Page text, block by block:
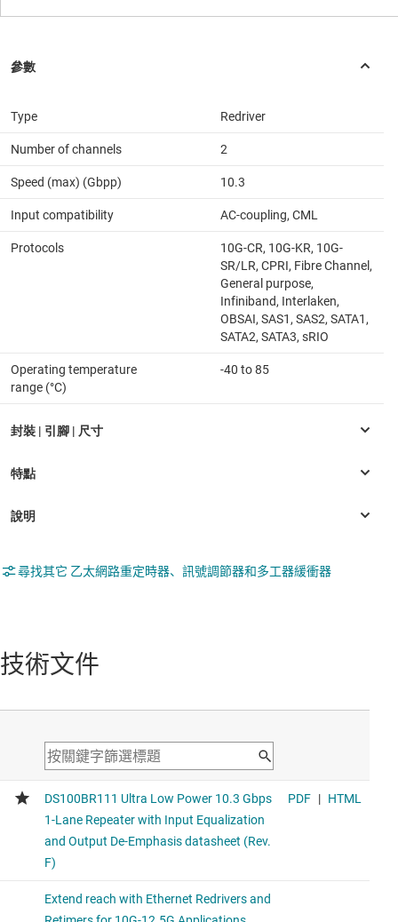
Type Redriver
Number of channels 2
Speed (max) (Gbpp) 10.3
Input compatibility AC-coupling, CML
Protocols
10G-CR, 10G-KR, 10G-
SR/LR, CPRI, Fibre Channel,
General purpose,
Infiniband, Interlaken,
OBSAI, SAS1, SAS2, SATA1,
SATA2, SATA3, sRIO
Operating temperature
range (°C)
-40 to 85
尋找其它 乙太網路重定時器、訊號調節器和多工器緩衝器
技術文件